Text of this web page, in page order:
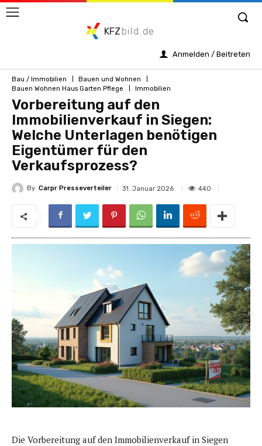
KFZ bild.de
Anmelden / Beitreten
Bau / Immobilien
Bauen und Wohnen
Bauen Wohnen Haus Garten Pflege
Immobilien
Vorbereitung auf den
Immobilienverkauf in Siegen:
Welche Unterlagen benötigen
Eigentümer für den
Verkaufsprozess?
By Carpr Presseverteiler 31. Januar 2026 440
Die Vorbereitung auf den Immobilienverkauf in Siegen